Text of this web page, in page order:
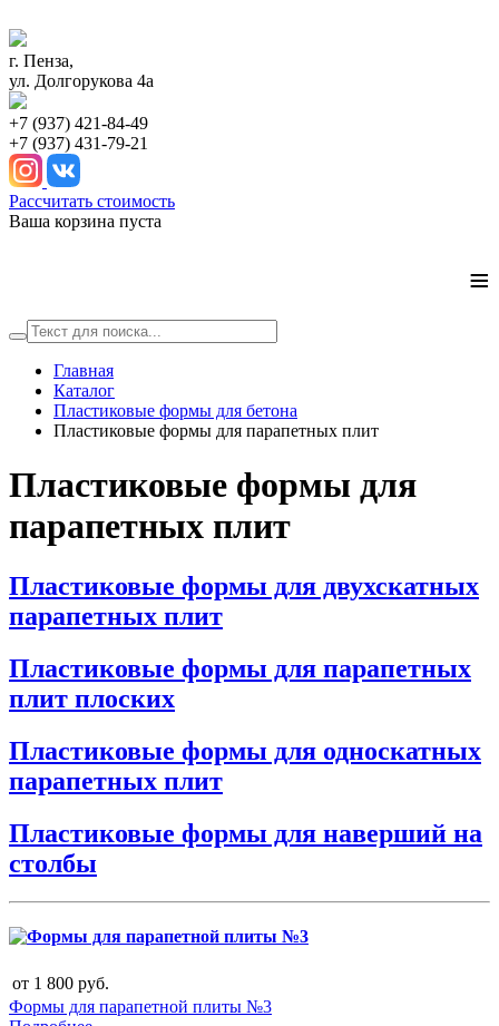
г. Пенза,
ул. Долгорукова 4а
+7 (937) 421-84-49
+7 (937) 431-79-21
Рассчитать стоимость
Ваша корзина пуста
≡
Главная
Каталог
Пластиковые формы для бетона
Пластиковые формы для парапетных плит
Пластиковые формы для
парапетных плит
Пластиковые формы для двухскатных
парапетных плит
Пластиковые формы для парапетных
плит плоских
Пластиковые формы для односкатных
парапетных плит
Пластиковые формы для наверший на
столбы
от 1 800 руб.
Формы для парапетной плиты №3